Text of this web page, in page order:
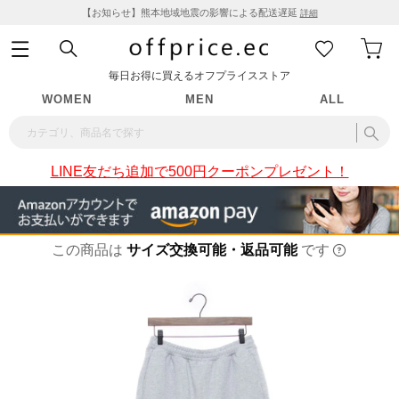
【お知らせ】熊本地域地震の影響による配送遅延 詳細
毎日お得に買えるオフプライスストア
WOMEN MEN ALL
LINE友だち追加で500円クーポンプレゼント！
この商品は サイズ交換可能・返品可能 です